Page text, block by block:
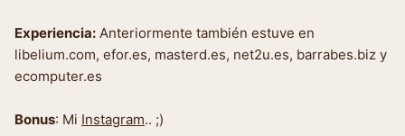
Experiencia: Anteriormente también estuve en
libelium.com, efor.es, masterd.es, net2u.es, barrabes.biz y
ecomputer.es
Bonus: Mi Instagram.. ;)